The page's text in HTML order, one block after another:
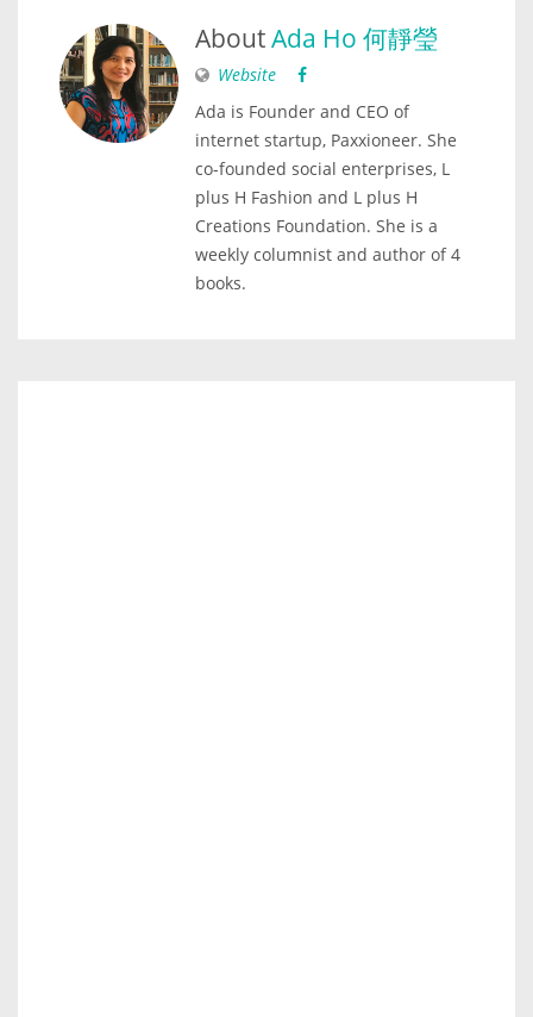
AboutAda Ho 何靜瑩
Website
Ada is Founder and CEO of
internet startup, Paxxioneer. She
co-founded social enterprises, L
plus H Fashion and L plus H
Creations Foundation. She is a
weekly columnist and author of 4
books.